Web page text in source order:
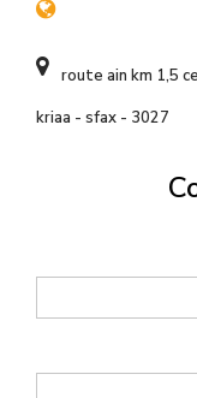
route ain km 1,5
kriaa - sfax - 3027